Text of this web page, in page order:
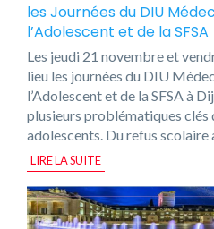
les Journées du DIU
l’Adolescent et de la SFSA
Les jeudi 21 novembre et
lieu les journées du DIU
l’Adolescent et de la SFSA à
plusieurs problématiques clés
adolescents. Du refus scolaire
LIRE LA SUITE